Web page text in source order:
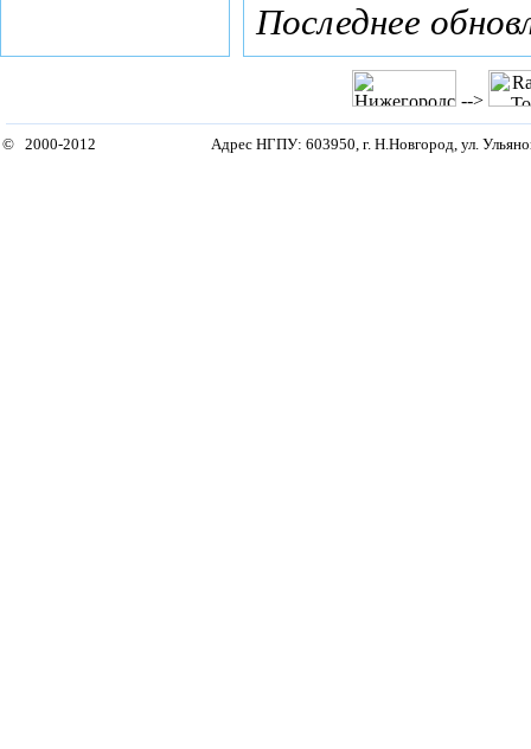
Последнее
-->
© 2000-2012 Адрес НГПУ: 603950, г. Н.Новгород, ул.